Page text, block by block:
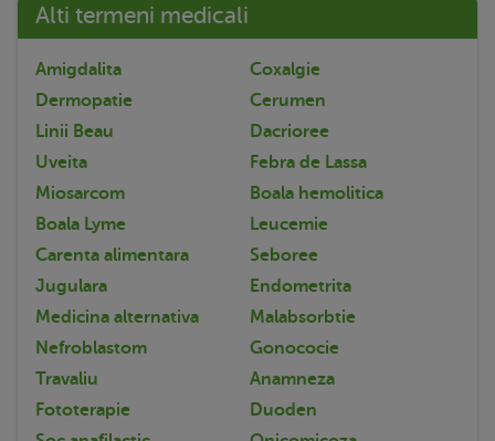
Alti termeni medicali
Amigdalita
Coxalgie
Dermopatie
Cerumen
Linii Beau
Dacrioree
Uveita
Febra de Lassa
Miosarcom
Boala hemolitica
Boala Lyme
Leucemie
Carenta alimentara
Seboree
Jugulara
Endometrita
Medicina alternativa
Malabsorbtie
Nefroblastom
Gonococie
Travaliu
Anamneza
Fototerapie
Duoden